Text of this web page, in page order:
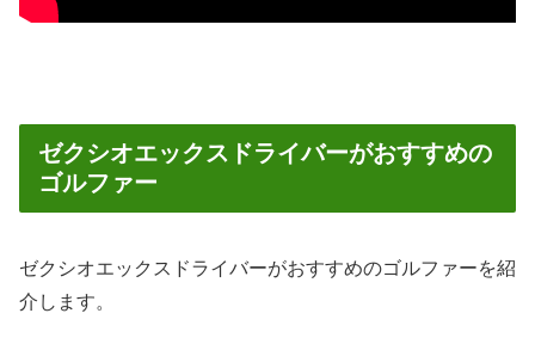
ゼクシオエックスドライバーがおすすめの
ゴルファー
ゼクシオエックスドライバーがおすすめのゴルファーを紹
介します。